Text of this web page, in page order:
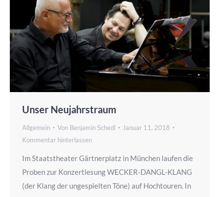
Unser Neujahrstraum
Allgemein Von Benjamin Schedl
Januar 11, 2018
Kommentar hinterlassen
Im Staatstheater Gärtnerplatz in München laufen die
Proben zur Konzertlesung WECKER-DANGL-KLANG
(der Klang der ungespielten Töne) auf Hochtouren. In